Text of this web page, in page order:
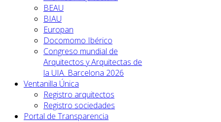
BEAU
BIAU
Europan
Docomomo Ibérico
Congreso mundial de
Arquitectos y Arquitectas de
la UIA. Barcelona 2026
Ventanilla Única
Registro arquitectos
Registro sociedades
Portal de Transparencia